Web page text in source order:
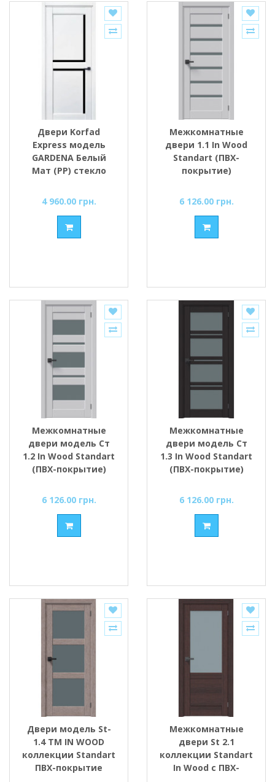
Двери Korfad
Express модель
GARDENA Белый
Мат (РР) стекло
4 960.00 грн.
Межкомнатные
двери 1.1 In Wood
Standart (ПВХ-
покрытие)
6 126.00 грн.
Межкомнатные
двери модель Ст
1.2 In Wood Standart
(ПВХ-покрытие)
6 126.00 грн.
Межкомнатные
двери модель Ст
1.3 In Wood Standart
(ПВХ-покрытие)
6 126.00 грн.
Двери модель St-
1.4 ТМ IN WOOD
коллекции Standart
ПВХ-покрытие
Межкомнатные
двери St 2.1
коллекции Standart
In Wood с ПВХ-